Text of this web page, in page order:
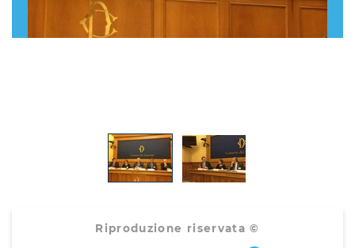
Riproduzione riservata ©